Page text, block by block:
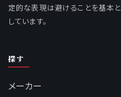
定的な表現は避けることを基本と
しています。
探す
メーカー